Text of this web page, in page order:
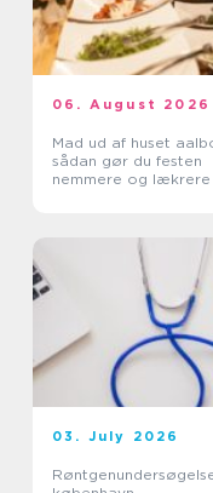
06. August 2026
Mad ud af huset
sådan gør du festen
nemmere og lækrere
03. July 2026